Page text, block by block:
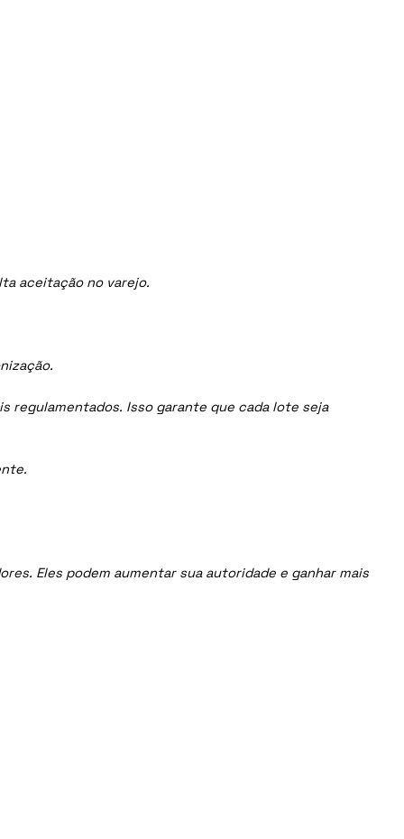
aceitação no varejo.
Isso garante que cada lote seja
Eles podem aumentar sua autoridade e ganhar mais